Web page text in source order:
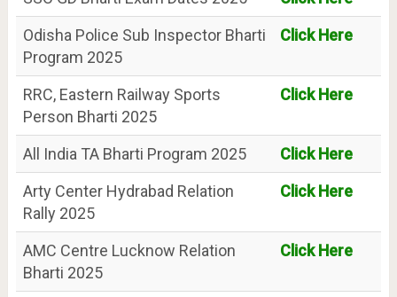
Odisha Police Sub Inspector Bharti
Program 2025
Click Here
RRC, Eastern Railway Sports
Person Bharti 2025
Click Here
All India TA Bharti Program 2025
Click Here
Arty Center Hydrabad Relation
Rally 2025
Click Here
AMC Centre Lucknow Relation
Bharti 2025
Click Here